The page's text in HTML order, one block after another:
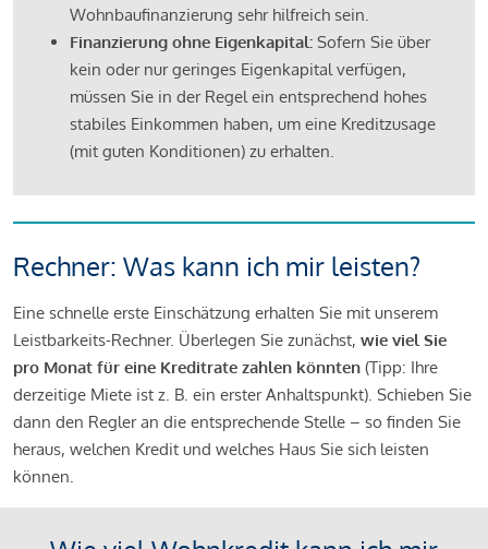
Wohnbaufinanzierung sehr hilfreich sein.
Finanzierung ohne Eigenkapital: Sofern Sie über
kein oder nur geringes Eigenkapital verfügen,
müssen Sie in der Regel ein entsprechend hohes
stabiles Einkommen haben, um eine Kreditzusage
(mit guten Konditionen) zu erhalten.
Rechner: Was kann ich mir leisten?
Eine schnelle erste Einschätzung erhalten Sie mit unserem
Leistbarkeits-Rechner. Überlegen Sie zunächst, wie viel Sie
pro Monat für eine Kreditrate zahlen könnten (Tipp: Ihre
derzeitige Miete ist z. B. ein erster Anhaltspunkt). Schieben Sie
dann den Regler an die entsprechende Stelle – so finden Sie
heraus, welchen Kredit und welches Haus Sie sich leisten
können.